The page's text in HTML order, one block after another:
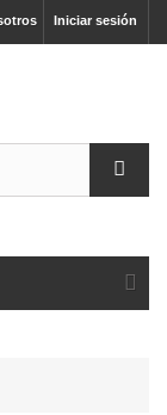
Iniciar sesión